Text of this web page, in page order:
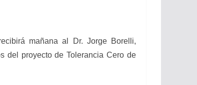
mañana al Dr. Jorge Borelli,
del proyecto de Tolerancia Cero de